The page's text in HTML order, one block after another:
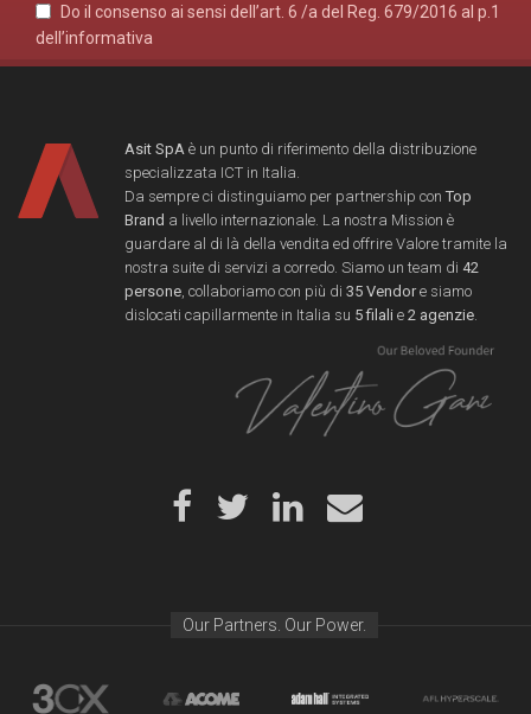
Do il consenso ai sensi dell’art. 6 /a del Reg. 679/2016 al p.1
dell’informativa
Asit SpA è un punto di riferimento della distribuzione
specializzata ICT in Italia.
Da sempre ci distinguiamo per partnership con Top
Brand a livello internazionale. La nostra Mission è
guardare al di là della vendita ed offrire Valore tramite la
nostra suite di servizi a corredo. Siamo un team di 42
persone , collaboriamo con più di 35 Vendore siamo
dislocati capillarmente in Italia su 5 filali e 2 agenzie